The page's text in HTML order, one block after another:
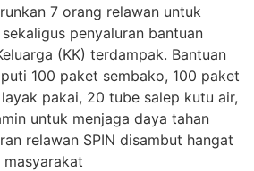
7 orang relawan untuk
penyaluran bantuan
(KK) terdampak. Bantuan
100 paket sembako, 100 paket
pakai, 20 tube salep kutu air,
untuk menjaga daya tahan
relawan SPIN disambut hangat